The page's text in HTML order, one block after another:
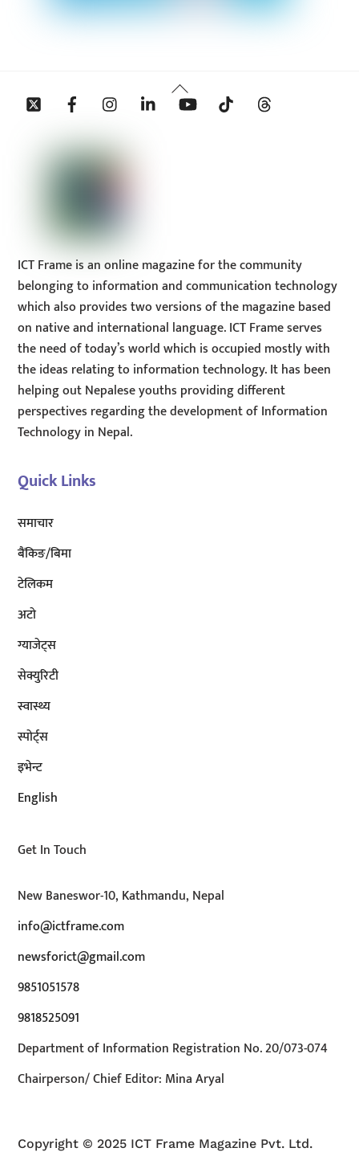
Back
To
Twitter Facebook InstagramLinkedin YouTube Tiktok
ICT Frame is an online magazine for the community
belonging to information and communication technology
which also provides two versions of the magazine based
on native and international language. ICT Frame serves
the need of today’s world which is occupied mostly with
the ideas relating to information technology. It has been
helping out Nepalese youths providing different
perspectives regarding the development of Information
Technology in Nepal.
Quick Links
समाचार
बैंकिङ/बिमा
टेलिकम
अटाे
ग्याजेट्स
सेक्युरिटी
स्वास्थ्य
स्पोर्ट्स
इभेन्ट
English
Get In Touch
New Baneswor-10, Kathmandu, Nepal
info@ictframe.com
newsforict@gmail.com
9851051578
9818525091
Department of Information Registration No. 20/073-074
Chairperson/ Chief Editor: Mina Aryal
Copyright © 2025 ICT Frame Magazine Pvt. Ltd.